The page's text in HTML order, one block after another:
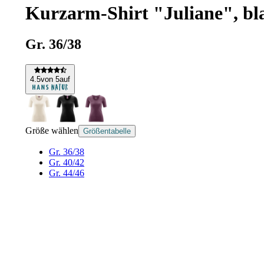
Kurzarm-Shirt "Juliane",
Gr. 36/38
4.5von 5auf
Größe wählen Größentabelle
Gr. 36/38
Gr. 40/42
Gr. 44/46